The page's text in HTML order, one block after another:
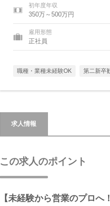
初年度年収
350万～500万円
雇用形態
正社員
職種・業種未経験OK 第二新卒
求人情報
この求人のポイント
【未経験から営業のプロ